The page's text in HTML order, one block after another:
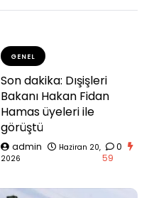
GENEL
Son dakika: Dışişleri
Bakanı Hakan Fidan
Hamas üyeleri ile
görüştü
admin
Haziran 20,
2026
0
59